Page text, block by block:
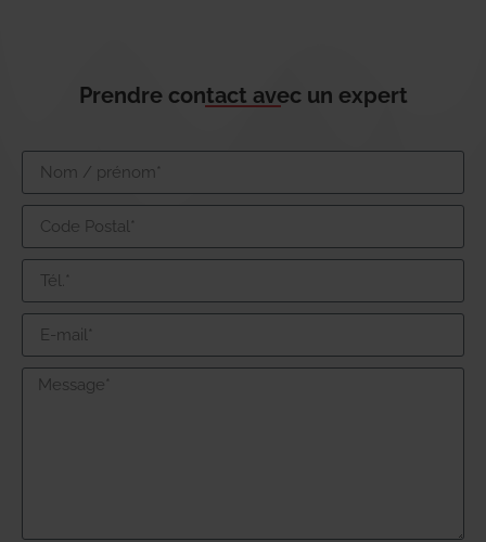
Prendre contact avec un expert